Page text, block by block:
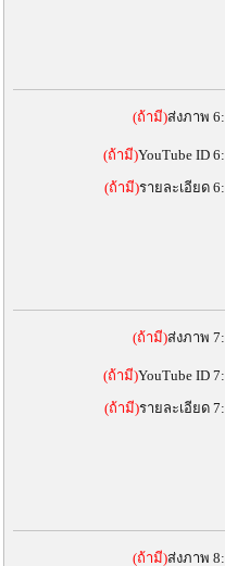
(ถ้ามี)ส่งภาพ 6:
(ถ้ามี)YouTube ID 6:
(ถ้ามี)รายละเอียด 6:
(ถ้ามี)ส่งภาพ 7:
(ถ้ามี)YouTube ID 7:
(ถ้ามี)รายละเอียด 7:
(ถ้ามี)ส่งภาพ 8: